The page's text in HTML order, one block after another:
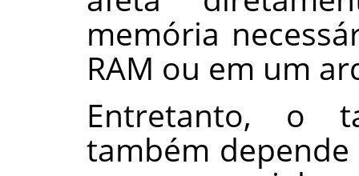
memória
RAM ou em um
Entretanto, o
também